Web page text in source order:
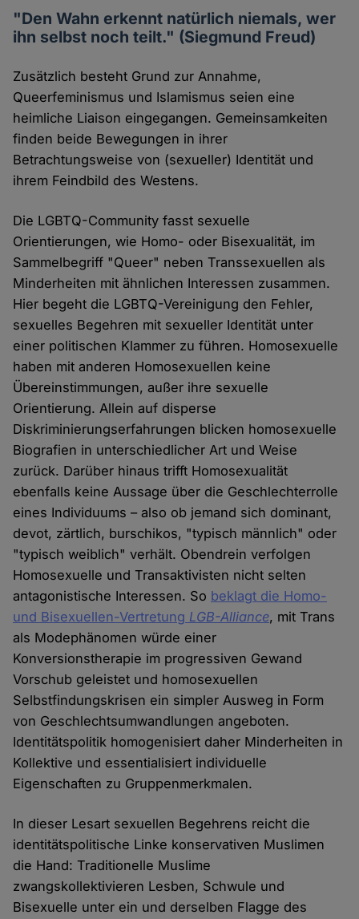
"Den Wahn erkennt natürlich niemals, wer
ihn selbst noch teilt." (Siegmund Freud)
Zusätzlich besteht Grund zur Annahme,
Queerfeminismus und Islamismus seien eine
heimliche Liaison eingegangen. Gemeinsamkeiten
finden beide Bewegungen in ihrer
Betrachtungsweise von (sexueller) Identität und
ihrem Feindbild des Westens.
Die LGBTQ-Community fasst sexuelle
Orientierungen, wie Homo- oder Bisexualität, im
Sammelbegriff "Queer" neben Transsexuellen als
Minderheiten mit ähnlichen Interessen zusammen.
Hier begeht die LGBTQ-Vereinigung den Fehler,
sexuelles Begehren mit sexueller Identität unter
einer politischen Klammer zu führen. Homosexuelle
haben mit anderen Homosexuellen keine
Übereinstimmungen, außer ihre sexuelle
Orientierung. Allein auf disperse
Diskriminierungserfahrungen blicken homosexuelle
Biografien in unterschiedlicher Art und Weise
zurück. Darüber hinaus trifft Homosexualität
ebenfalls keine Aussage über die Geschlechterrolle
eines Individuums – also ob jemand sich dominant,
devot, zärtlich, burschikos, "typisch männlich" oder
"typisch weiblich" verhält. Obendrein verfolgen
Homosexuelle und Transaktivisten nicht selten
antagonistische Interessen. So beklagt die Homo-
und Bisexuellen-Vertretung LGB-Alliance, mit Trans
als Modephänomen würde einer
Konversionstherapie im progressiven Gewand
Vorschub geleistet und homosexuellen
Selbstfindungskrisen ein simpler Ausweg in Form
von Geschlechtsumwandlungen angeboten.
Identitätspolitik homogenisiert daher Minderheiten in
Kollektive und essentialisiert individuelle
Eigenschaften zu Gruppenmerkmalen.
In dieser Lesart sexuellen Begehrens reicht die
identitätspolitische Linke konservativen Muslimen
die Hand: Traditionelle Muslime
zwangskollektivieren Lesben, Schwule und
Bisexuelle unter ein und derselben Flagge des